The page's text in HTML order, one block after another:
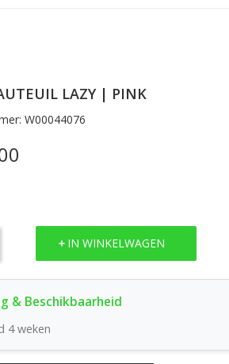
LAZY | PINK
W00044076
IN WINKELWAGEN
4 weken